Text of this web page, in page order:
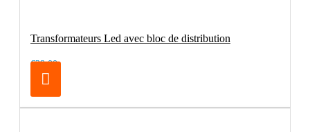
Transformateurs Led avec bloc de distribution
€29.00